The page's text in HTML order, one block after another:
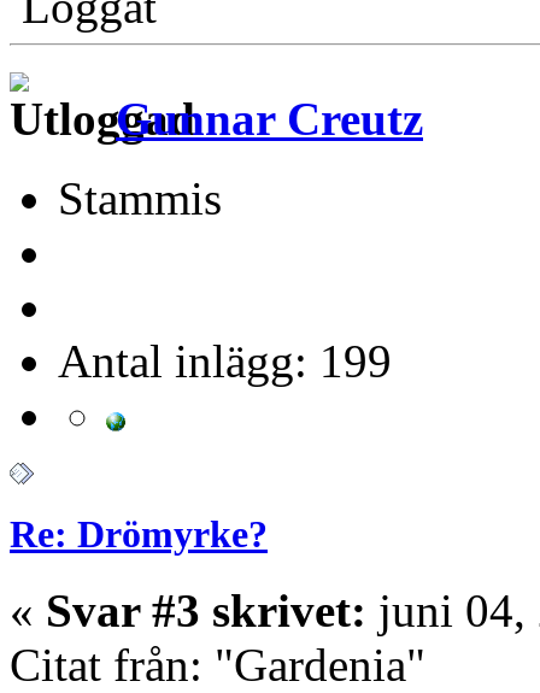
Gunnar Creutz
Stammis
Antal inlägg: 199
Re: Drömyrke?
« Svar #3 skrivet: juni 04,
Citat från: "Gardenia"